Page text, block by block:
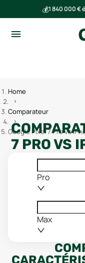
💰1 840 000 €
Home
Comparateur
Google Pixel 7 Pro vs
7 PROVS
Pro
Max